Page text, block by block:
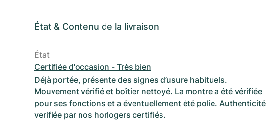
État & Contenu de la livraison
État
Certifiée d'occasion - Très bien
Déjà portée, présente des signes d’usure habituels.
Mouvement vérifié et boîtier nettoyé. La montre a été vérifiée
pour ses fonctions et a éventuellement été polie. Authenticité
verifiée par nos horlogers certifiés.